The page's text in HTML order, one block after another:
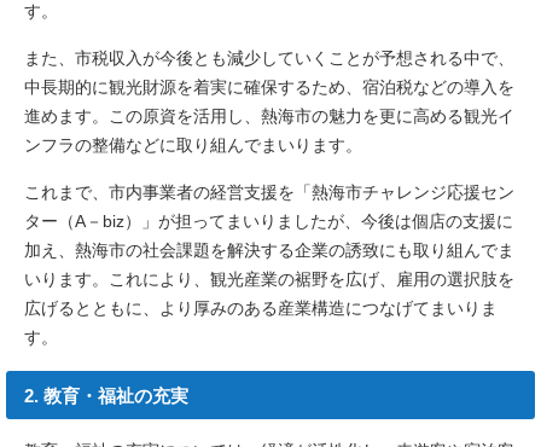
す。
また、市税収入が今後とも減少していくことが予想される中で、
中長期的に観光財源を着実に確保するため、宿泊税などの導入を
進めます。この原資を活用し、熱海市の魅力を更に高める観光イ
ンフラの整備などに取り組んでまいります。
これまで、市内事業者の経営支援を「熱海市チャレンジ応援セン
ター（A－biz）」が担ってまいりましたが、今後は個店の支援に
加え、熱海市の社会課題を解決する企業の誘致にも取り組んでま
いります。これにより、観光産業の裾野を広げ、雇用の選択肢を
広げるとともに、より厚みのある産業構造につなげてまいりま
す。
2. 教育・福祉の充実